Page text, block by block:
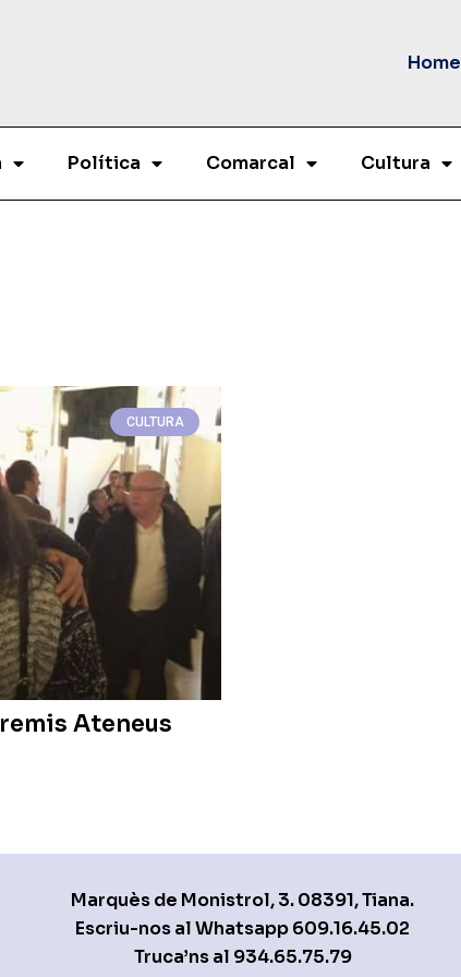
Home
Política Comarcal Cultura
CULTURA
Ateneus
Marquès de Monistrol, 3. 08391, Tiana.
Escriu-nos al Whatsapp609.16.45.02
Truca’ns al 934.65.75.79